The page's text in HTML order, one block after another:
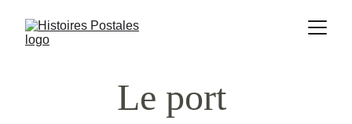
Le port